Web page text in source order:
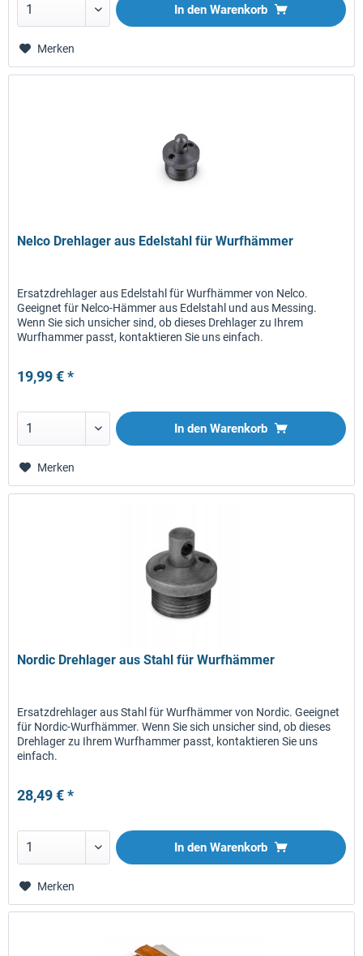
In den Warenkorb
Merken
Nelco Drehlager aus Edelstahl für Wurfhämmer
Ersatzdrehlager aus Edelstahl für Wurfhämmer von Nelco.
Geeignet für Nelco-Hämmer aus Edelstahl und aus Messing.
Wenn Sie sich unsicher sind, ob dieses Drehlager zu Ihrem
Wurfhammer passt, kontaktieren Sie uns einfach.
19,99 € *
In den Warenkorb
Merken
Nordic Drehlager aus Stahl für Wurfhämmer
Ersatzdrehlager aus Stahl für Wurfhämmer von Nordic. Geeignet
für Nordic-Wurfhämmer. Wenn Sie sich unsicher sind, ob dieses
Drehlager zu Ihrem Wurfhammer passt, kontaktieren Sie uns
einfach.
28,49 € *
In den Warenkorb
Merken